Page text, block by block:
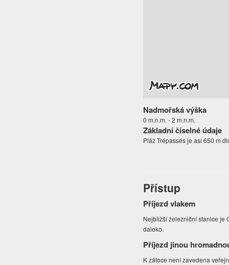
Nadmořská výška
0 m.n.m. - 2 m.n.m.
Základní číselné údaje
Pláž Trépassés je asi 650 m
Přístup
Příjezd vlakem
Nejbližší železniční stanice je
daleko.
Příjezd jinou
K zátoce není zavedena